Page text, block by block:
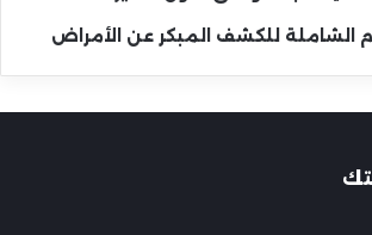
الشاملة للكشف المبكر عن الأمراض